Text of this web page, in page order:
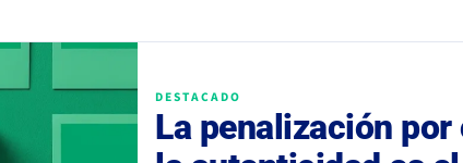
DESTACADO
La penalización